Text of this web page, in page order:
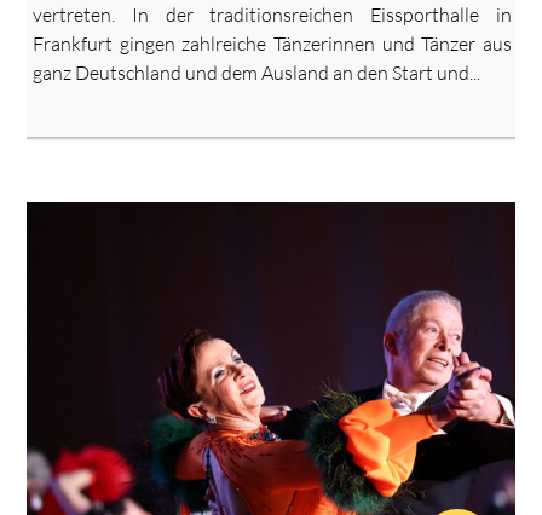
vertreten. In der traditionsreichen Eissporthalle in
Frankfurt gingen zahlreiche Tänzerinnen und Tänzer aus
ganz Deutschland und dem Ausland an den Start und...